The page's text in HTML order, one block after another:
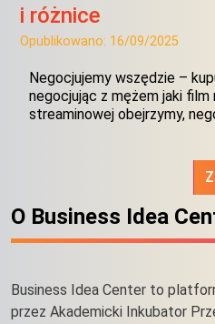
i różnice
Opublikowano: 16/09/2025
Negocjujemy wszędzie –
negocjując z mężem jaki
streaminowej obejrzymy,
O Business Idea
Business Idea Center to
przez Akademicki Inkubator